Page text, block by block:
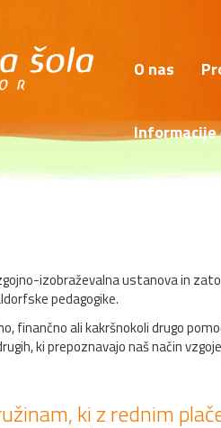
O nas
Informacije
izobraževalna ustanova in
pedagogike.
finančno ali kakršnokoli drugo
ki prepoznavajo naš način
ki z rednim